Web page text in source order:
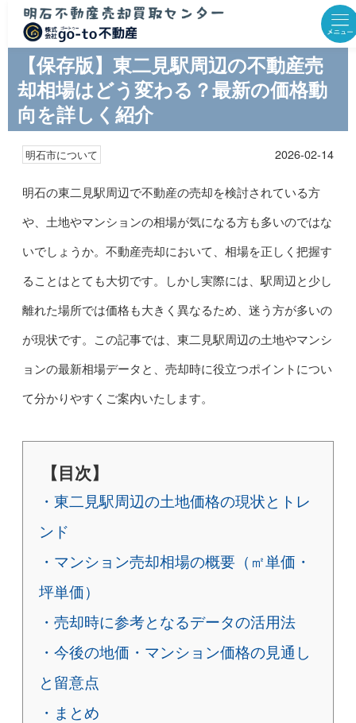
【保存版】東二見駅周辺の不動産売
却相場はどう変わる？最新の価格動
向を詳しく紹介
明石市について 2026-02-14
明石の東二見駅周辺で不動産の売却を検討されている方
や、土地やマンションの相場が気になる方も多いのではな
いでしょうか。不動産売却において、相場を正しく把握す
ることはとても大切です。しかし実際には、駅周辺と少し
離れた場所では価格も大きく異なるため、迷う方が多いの
が現状です。この記事では、東二見駅周辺の土地やマンシ
ョンの最新相場データと、売却時に役立つポイントについ
て分かりやすくご案内いたします。
【目次】
・東二見駅周辺の土地価格の現状とトレ
ンド
・マンション売却相場の概要（㎡単価・
坪単価）
・売却時に参考となるデータの活用法
・今後の地価・マンション価格の見通し
と留意点
・まとめ